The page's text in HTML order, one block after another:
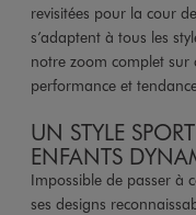
revisitées pour la cour
s’adaptent à tous les
notre zoom complet sur
performance et
UN STYLE
ENFANTS
Impossible de passer à
ses designs